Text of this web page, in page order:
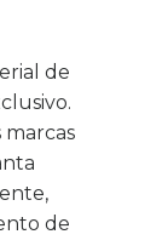
de
marcas
de